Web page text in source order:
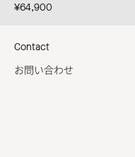
¥64,900
Contact
お問い合わせ